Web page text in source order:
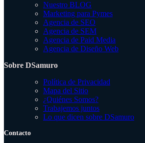
Nuestro BLOG
Marketing para Pymes
Agencia de SEO
Agencia de SEM
Agencia de Paid Media
Agencia de Diseño Web
Sobre DSamuro
Política de Privacidad
Mapa del Sitio
¿Quiénes Somos?
Trabajemos juntos
Lo que dicen sobre DSamuro
Contacto